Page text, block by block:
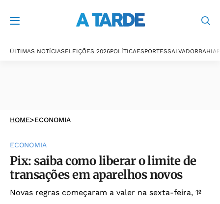
ÚLTIMAS NOTÍCIASELEIÇÕES 2026POLÍTICAESPORTESSALVADORBAHIA
HOME>ECONOMIA
ECONOMIA
Pix: saiba como liberar o limite de
transações em aparelhos novos
Novas regras começaram a valer na sexta-feira, 1º